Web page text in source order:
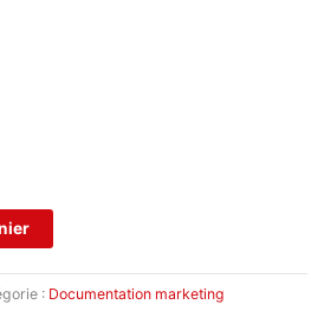
: Documentation marketing